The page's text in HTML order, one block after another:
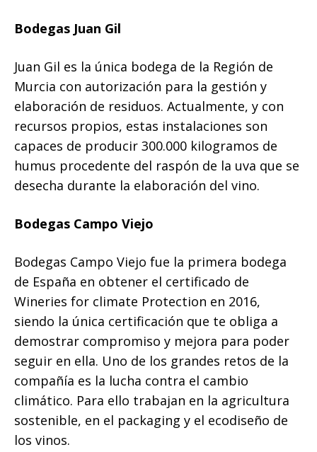
Bodegas Juan Gil
Juan Gil es la única bodega de la Región de
Murcia con autorización para la gestión y
elaboración de residuos. Actualmente, y con
recursos propios, estas instalaciones son
capaces de producir 300.000 kilogramos de
humus procedente del raspón de la uva que se
desecha durante la elaboración del vino.
Bodegas Campo Viejo
Bodegas Campo Viejo fue la primera bodega
de España en obtener el certificado de
Wineries for climate Protection en 2016,
siendo la única certificación que te obliga a
demostrar compromiso y mejora para poder
seguir en ella. Uno de los grandes retos de la
compañía es la lucha contra el cambio
climático. Para ello trabajan en la agricultura
sostenible, en el packaging y el ecodiseño de
los vinos.